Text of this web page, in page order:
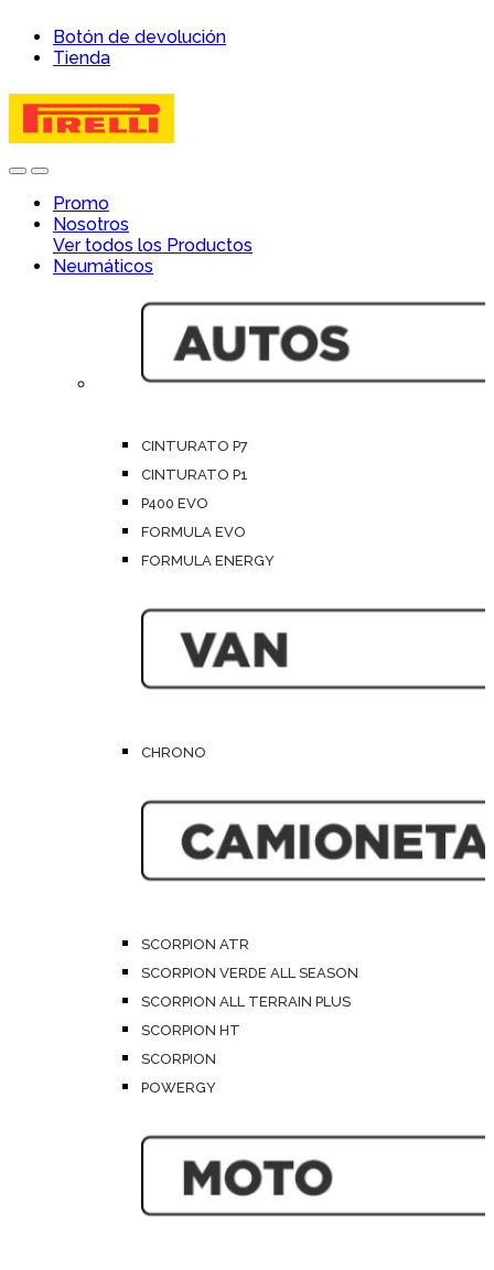
navigation
content
Botón de devolución
Tienda
OpenClose
Promo
Nosotros
Ver todos los Productos
Neumáticos
CINTURATO P7
CINTURATO P1
P400 EVO
FORMULA EVO
FORMULA ENERGY
CHRONO
SCORPION ATR
SCORPION VERDE ALL SEASON
SCORPION ALL TERRAIN PLUS
SCORPION HT
SCORPION
POWERGY